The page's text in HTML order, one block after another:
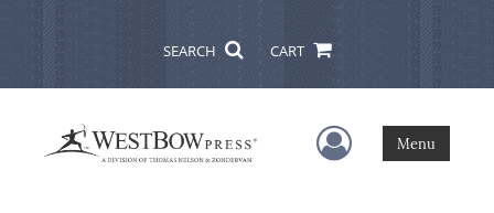
SEARCH CART
User Menu
Menu